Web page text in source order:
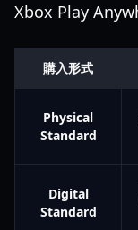
Xbox Play
購入形式
Physical
Standard
Digital
Standard